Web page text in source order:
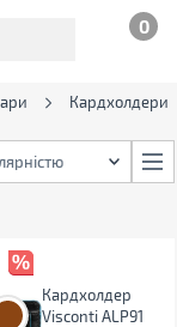
0
Кардхолдери
Кардхолдер
Visconti ALP91